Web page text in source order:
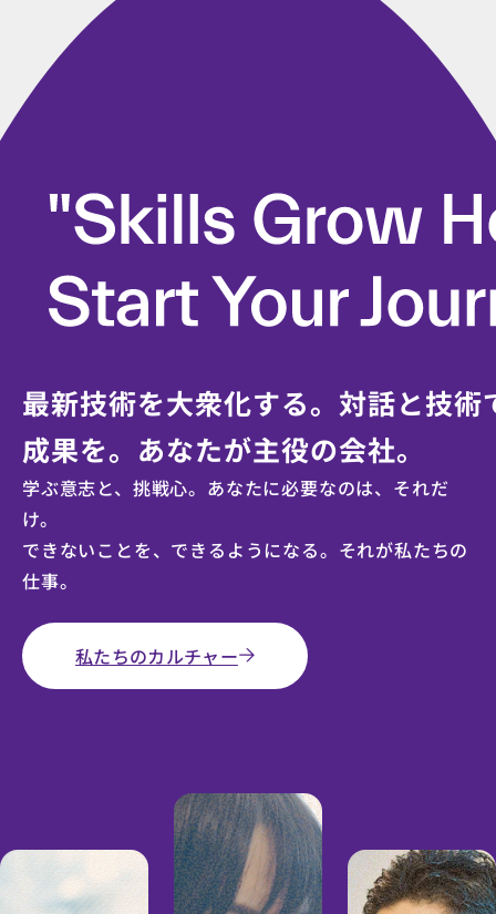
最新技術を大衆化する。対話と技術
成果を。 あなたが主役の会社。
学ぶ意志と、挑戦心。あなたに必要なのは、それだ
け。
できないことを、できるようになる。 それが私たちの
仕事。
私たちのカルチャー